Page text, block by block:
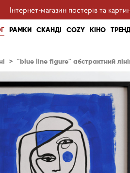
Інтернет-магазин постерів та
РАМКИ СКАНДІ COZY КІНО
> "blue line figure" абстрактний